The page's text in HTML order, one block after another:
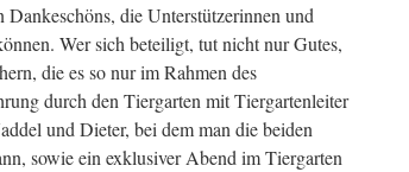
die Unterstützerinnen und
Wer sich beteiligt, tut nicht nur Gutes,
die es so nur im Rahmen des
durch den Tiergarten mit Tiergartenleiter
und Dieter, bei dem man die beiden
sowie ein exklusiver Abend im Tiergarten